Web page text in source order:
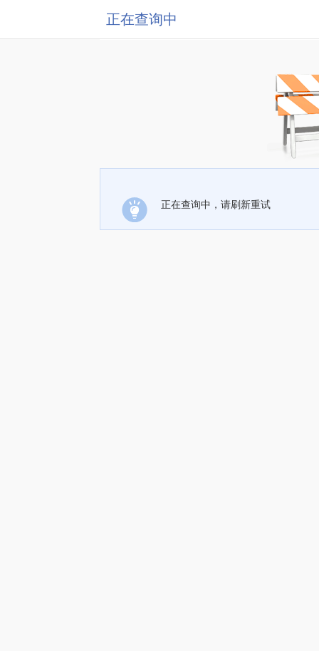
正在查询中
正在查询中，请刷新重试